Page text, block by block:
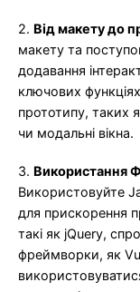
2. Від макету до
макету та
додавання
ключових
прототипу, таких
чи модальні вікна.
3. Використання
Використовуйте
для прискорення
такі як jQuery,
фреймворки, як